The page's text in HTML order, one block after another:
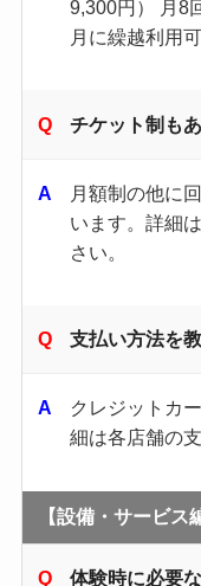
9,300円） 月8
月に繰越利用可
チケット制も
月額制の他に
います。​詳細
さい。​
支払い方法を
クレジットカ
細は各店舗の
【設備・サービス
体験時に必要